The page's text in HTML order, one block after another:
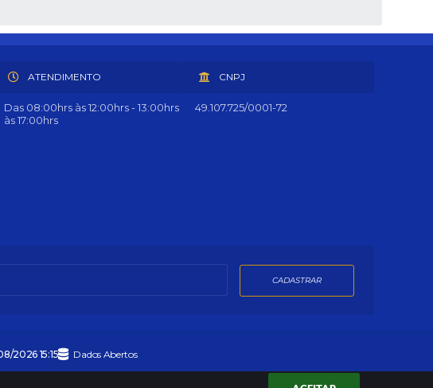
ATENDIMENTO
Das 08:00hrs às 12:00hrs - 13:00hrs
às 17:00hrs
CNPJ
49.107.725/0001-72
CADASTRAR
2026 15:15 Dados Abertos